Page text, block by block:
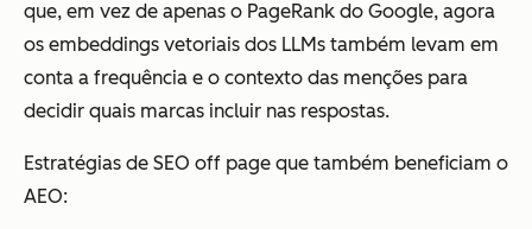
que, em vez de apenas o PageRank do Google, agora
os embeddings vetoriais dos LLMs também levam em
conta a frequência e o contexto das menções para
decidir quais marcas incluir nas respostas.
Estratégias de SEO off page que também beneficiam o
AEO: